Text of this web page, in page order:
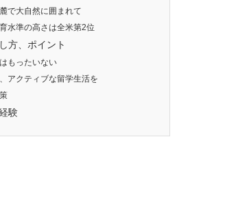
で大自然に囲まれて
水準の高さは全米第2位
方、ポイント
もったいない
アクティブな留学生活を
験